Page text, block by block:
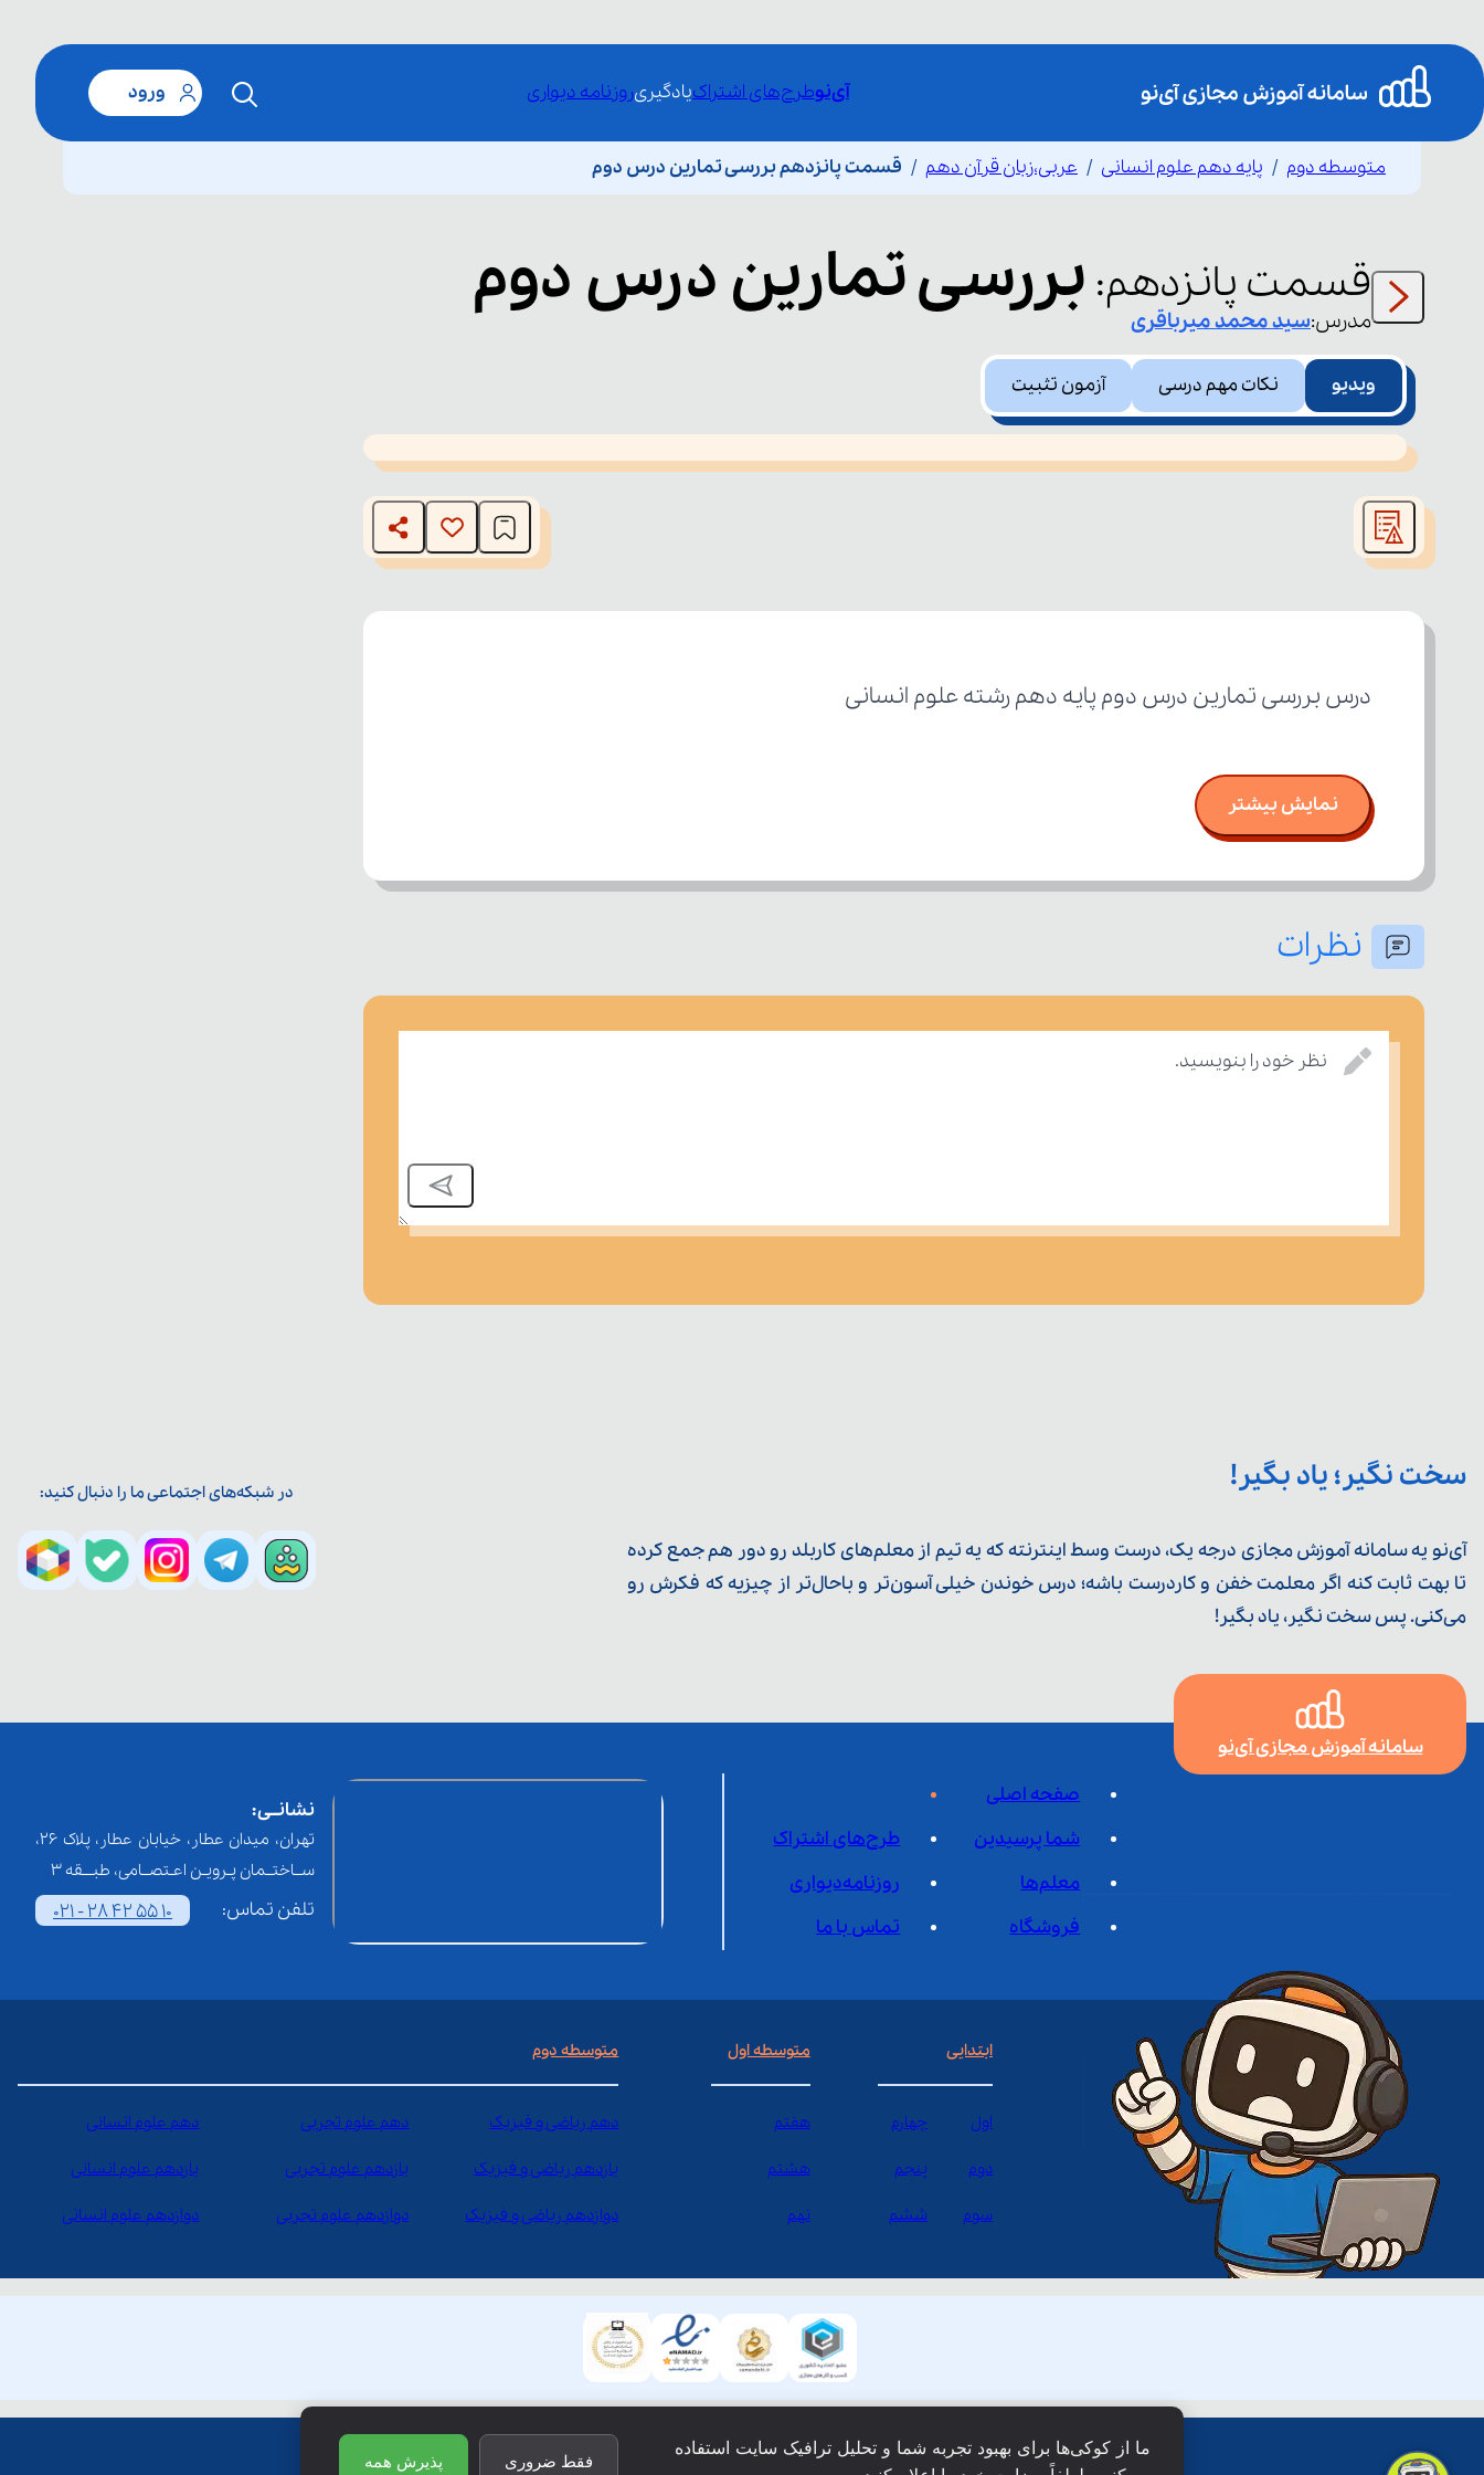
آی‌نوطرح‌های اشتراکیادگیریروزنامه دیواری ورود
متوسطه دوم پایه دهم علوم انسانی عربی،زبان قرآن دهم قسمت پانزدهم بررسی تمارین درس دوم
قسمت پانزدهم: بررسی تمارین درس دوم مدرس:سید محمدمیرباقری
ویدیو نکات مهم درسی آزمون تثبیت
This
is
window.
درس بررسی تمارین درس دوم پایه دهم رشته علوم انسانی
نمایش بیشتر
نظرات
نظر خود را بنویسید.
سخت نگیر؛ یاد بگیر!
آی‌نو یه سامانه آموزش مجازی درجه یک، درست وسط اینترنته که یه تیم از معلم‌‌های کاربلد رو دور هم جمع کرده
تا بهت ثابت کنه اگر معلمت خفن و کاردرست باشه؛ درس خوندن خیلی آسون‌تر و باحال‌تر از چیزیه که فکرش رو
می‌کنی. پس سخت نگیر، یاد بگیر!
در شبکه‌های اجتماعی ما را دنبال کنید:
سامانه آموزش مجازی آی‌نو
صفحه اصلی
شما پرسیدین
طرح‌های اشتراک
معلم‌ها
روزنامه‌دیواری
فروشگاه
تماس با ما
نشانــی:
تهران، میدان عطار، خیابان عطار، پلاک 26،
ســاختــمان پـرویـن اعـتصــامی، طبـــقه 3
تلفن تماس: 021 - 28 42 55 10
ابتدایی
اول چهارم
دوم پنجم
سوم ششم
متوسطه اول
هفتم
هشتم
نهم
متوسطه دوم
دهم ریاضی و فیزیک دهم علوم تجربی دهم علوم انسانی
یازدهم ریاضی و فیزیک یازدهم علوم تجربی یازدهم علوم انسانی
دوازدهم ریاضی و فیزیک دوازدهم علوم تجربی دوازدهم علوم انسانی
ما از کوکی‌ها برای بهبود تجربه شما و تحلیل ترافیک سایت استفاده
فقط ضروری پذیرش همه